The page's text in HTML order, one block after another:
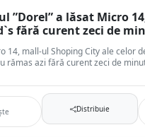
”Dorel” a lăsat Micro
fără curent zeci de
14, mall-ul Shoping City ale celor
rămas azi fără curent zeci de
Distribuie